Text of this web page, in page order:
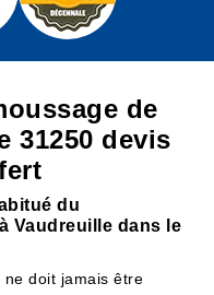
de
31250 devis
du
Vaudreuille dans le
doit jamais être